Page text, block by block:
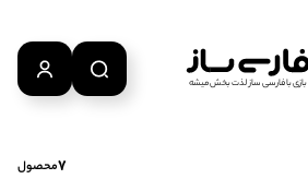
بازی‌ با‌ فارسی‌ ساز‌ لذت‌ بخش‌ میشه
7محصول